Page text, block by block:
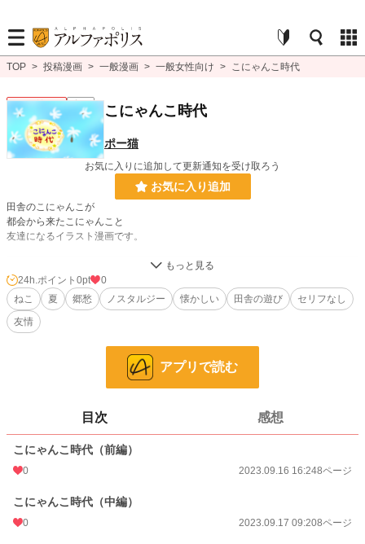
TOP > 投稿漫画 > 一般漫画 > 一般女性向け > こにゃんこ時代
一般女性向け 完結 こにゃんこ時代
ポー猫
お気に入りに追加して更新通知を受け取ろう
お気に入り追加
田舎のこにゃんこが
都会から来たこにゃんこと
友達になるイラスト漫画です。
一般女性向け 2,538 位 / 2,538 件
お気に入り
2023.09.18 13:03
初回公開日時 2023.08.19 22:00
週間ポイント
月間ポイント 126 pt (615 位)
年間ポイント
24h.ポイント 0pt
0
ねこ
夏 郷愁 ノスタルジー 懐かしい 田舎の遊び
セリフなし
友情
アプリで読む
目次 感想
こにゃんこ時代（前編）
0 2023.09.16 16:248ページ
こにゃんこ時代（中編）
0 2023.09.17 09:208ページ